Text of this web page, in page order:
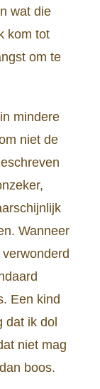
wat die
kom tot
om te
mindere
niet de
Wanneer
Een kind
dat ik dol
niet mag
boos.